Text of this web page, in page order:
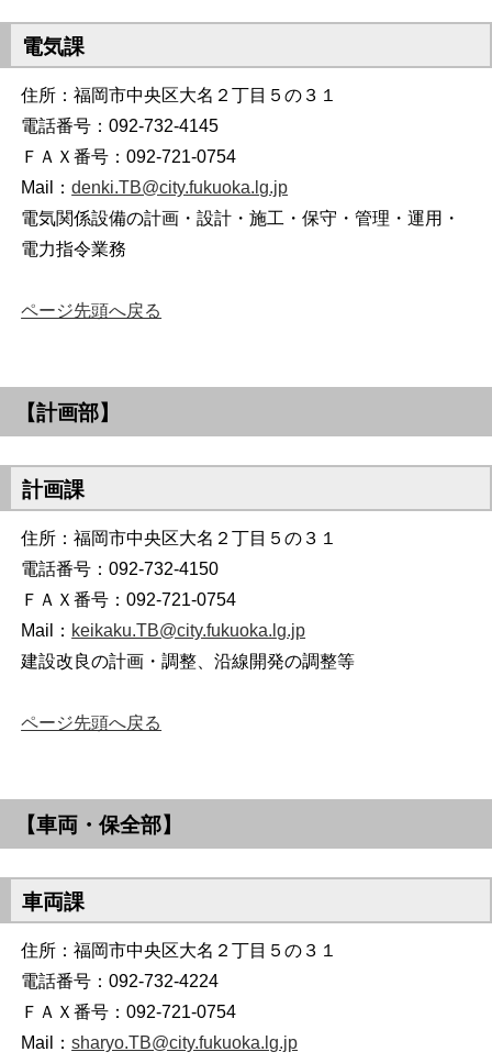
電気課
住所：福岡市中央区大名２丁目５の３１
電話番号：092-732-4145
ＦＡＸ番号：092-721-0754
Mail：denki.TB@city.fukuoka.lg.jp
電気関係設備の計画・設計・施工・保守・管理・運用・
電力指令業務
ページ先頭へ戻る
【計画部】
計画課
住所：福岡市中央区大名２丁目５の３１
電話番号：092-732-4150
ＦＡＸ番号：092-721-0754
Mail： keikaku.TB@city.fukuoka.lg.jp
建設改良の計画・調整、沿線開発の調整等
ページ先頭へ戻る
【車両・保全部】
車両課
住所：福岡市中央区大名２丁目５の３１
電話番号：092-732-4224
ＦＡＸ番号：092-721-0754
Mail：sharyo.TB@city.fukuoka.lg.jp